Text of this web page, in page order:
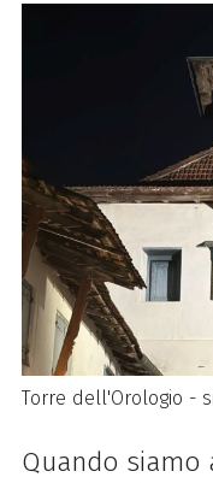
Torre dell'Orologio -
Quando siamo